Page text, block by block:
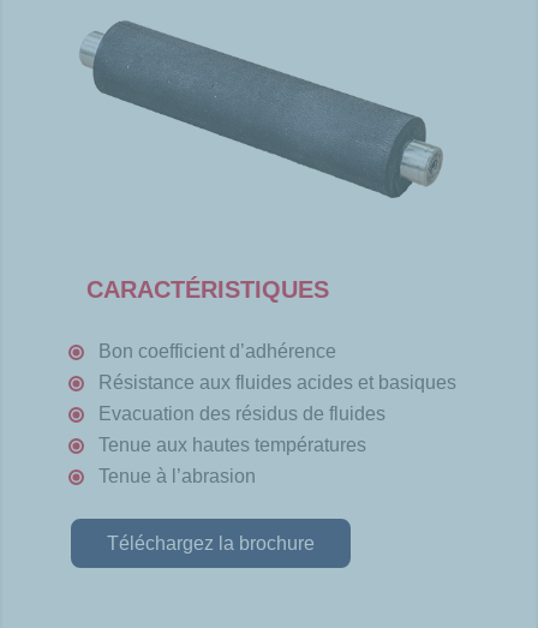
CARACTÉRISTIQUES
Bon coefficient d’adhérence
Résistance aux fluides acides et basiques
Evacuation des résidus de fluides
Tenue aux hautes températures
Tenue à l’abrasion
Téléchargez la brochure